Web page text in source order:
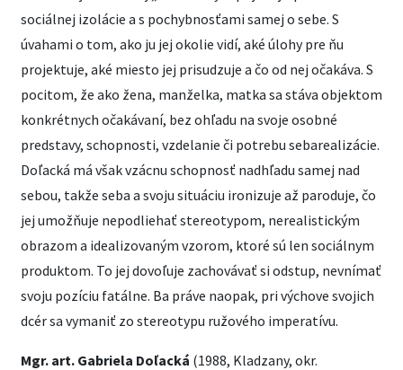
sociálnej izolácie a s pochybnosťami samej o sebe. S
úvahami o tom, ako ju jej okolie vidí, aké úlohy pre ňu
projektuje, aké miesto jej prisudzuje a čo od nej očakáva. S
pocitom, že ako žena, manželka, matka sa stáva objektom
konkrétnych očakávaní, bez ohľadu na svoje osobné
predstavy, schopnosti, vzdelanie či potrebu sebarealizácie.
Doľacká má však vzácnu schopnosť nadhľadu samej nad
sebou, takže seba a svoju situáciu ironizuje až paroduje, čo
jej umožňuje nepodliehať stereotypom, nerealistickým
obrazom a idealizovaným vzorom, ktoré sú len sociálnym
produktom. To jej dovoľuje zachovávať si odstup, nevnímať
svoju pozíciu fatálne. Ba práve naopak, pri výchove svojich
dcér sa vymaniť zo stereotypu ružového imperatívu.
Mgr. art. Gabriela Doľacká (1988, Kladzany, okr.